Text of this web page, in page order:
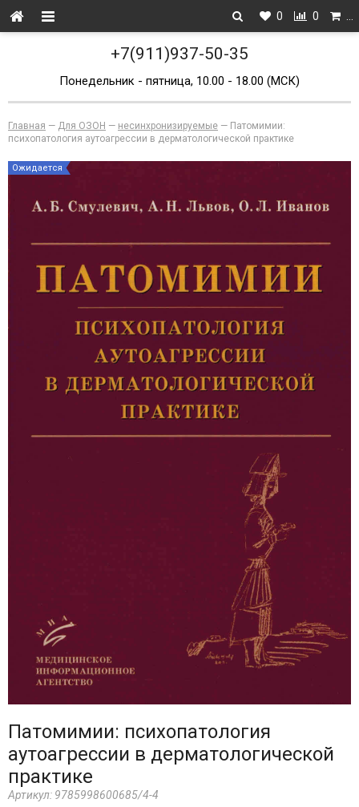
0 0
+7(911)937-50-35
Понедельник - пятница, 10.00 - 18.00 (МСК)
Главная — Для ОЗОН — несинхронизируемые — Патомимии:
психопатология аутоагрессии в дерматологической практике
Ожидается
Патомимии: психопатология
аутоагрессии в дерматологической
практике
Артикул: 9785998600685/4-4